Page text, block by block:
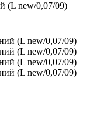
(L new/0,07/09)